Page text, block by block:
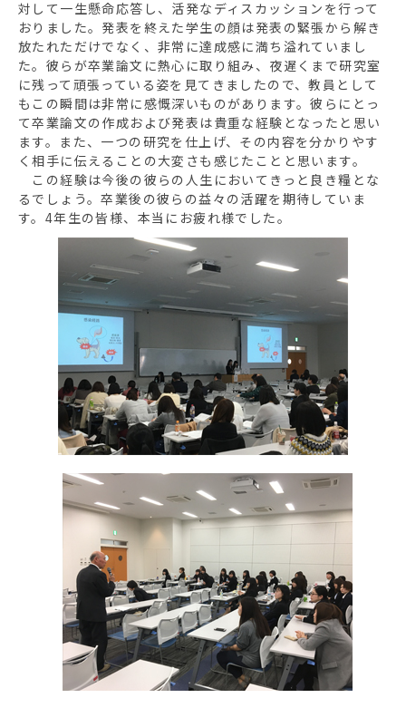
対して一生懸命応答し、活発なディスカッションを行って
おりました。発表を終えた学生の顔は発表の緊張から解き
放たれただけでなく、非常に達成感に満ち溢れていまし
た。彼らが卒業論文に熱心に取り組み、夜遅くまで研究室
に残って頑張っている姿を見てきましたので、教員として
もこの瞬間は非常に感慨深いものがあります。彼らにとっ
て卒業論文の作成および発表は貴重な経験となったと思い
ます。また、一つの研究を仕上げ、その内容を分かりやす
く相手に伝えることの大変さも感じたことと思います。
この経験は今後の彼らの人生においてきっと良き糧とな
るでしょう。卒業後の彼らの益々の活躍を期待していま
す。4年生の皆様、本当にお疲れ様でした。